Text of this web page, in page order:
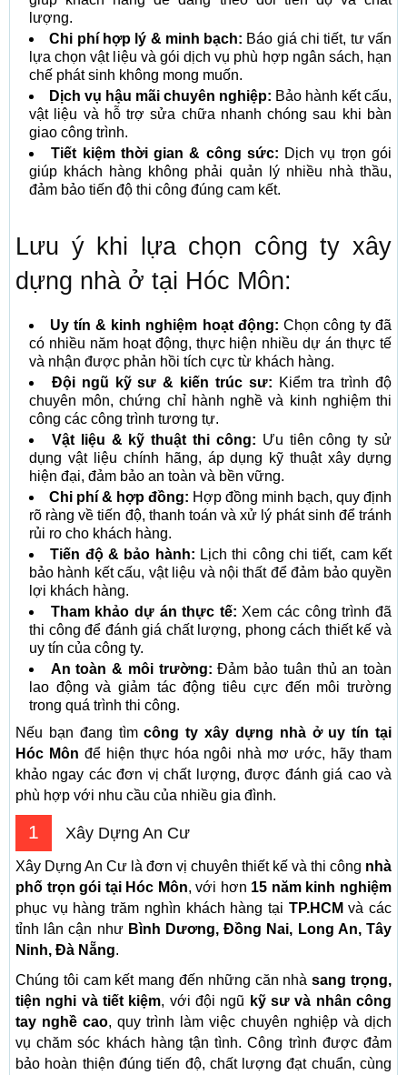
lượng.
Chi phí hợp lý & minh bạch: Báo giá chi tiết, tư vấn
lựa chọn vật liệu và gói dịch vụ phù hợp ngân sách, hạn
chế phát sinh không mong muốn.
Dịch vụ hậu mãi chuyên nghiệp: Bảo hành kết cấu,
vật liệu và hỗ trợ sửa chữa nhanh chóng sau khi bàn
giao công trình.
Tiết kiệm thời gian & công sức: Dịch vụ trọn gói
giúp khách hàng không phải quản lý nhiều nhà thầu,
đảm bảo tiến độ thi công đúng cam kết.
Lưu ý khi lựa chọn công ty xây
dựng nhà ở tại Hóc Môn:
Uy tín & kinh nghiệm hoạt động: Chọn công ty đã
có nhiều năm hoạt động, thực hiện nhiều dự án thực tế
và nhận được phản hồi tích cực từ khách hàng.
Đội ngũ kỹ sư & kiến trúc sư: Kiểm tra trình độ
chuyên môn, chứng chỉ hành nghề và kinh nghiệm thi
công các công trình tương tự.
Vật liệu & kỹ thuật thi công: Ưu tiên công ty sử
dụng vật liệu chính hãng, áp dụng kỹ thuật xây dựng
hiện đại, đảm bảo an toàn và bền vững.
Chi phí & hợp đồng: Hợp đồng minh bạch, quy định
rõ ràng về tiến độ, thanh toán và xử lý phát sinh để tránh
rủi ro cho khách hàng.
Tiến độ & bảo hành: Lịch thi công chi tiết, cam kết
bảo hành kết cấu, vật liệu và nội thất để đảm bảo quyền
lợi khách hàng.
Tham khảo dự án thực tế: Xem các công trình đã
thi công để đánh giá chất lượng, phong cách thiết kế và
uy tín của công ty.
An toàn & môi trường: Đảm bảo tuân thủ an toàn
lao động và giảm tác động tiêu cực đến môi trường
trong quá trình thi công.
Nếu bạn đang tìmcông ty xây dựng nhà ở uy tín tại
Hóc Môn để hiện thực hóa ngôi nhà mơ ước, hãy tham
khảo ngay các đơn vị chất lượng, được đánh giá cao và
phù hợp với nhu cầu của nhiều gia đình.
1 Xây Dựng An Cư
Xây Dựng An Cư là đơn vị chuyên thiết kế và thi công nhà
phố trọn gói tại Hóc Môn, với hơn 15 năm kinh nghiệm
phục vụ hàng trăm nghìn khách hàng tại TP.HCM và các
tỉnh lân cận như Bình Dương, Đồng Nai, Long An, Tây
Ninh, Đà Nẵng.
Chúng tôi cam kết mang đến những căn nhàsang trọng,
tiện nghi và tiết kiệm, với đội ngũ kỹ sư và nhân công
tay nghề cao, quy trình làm việc chuyên nghiệp và dịch
vụ chăm sóc khách hàng tận tình. Công trình được đảm
bảo hoàn thiện đúng tiến độ, chất lượng đạt chuẩn, cùng